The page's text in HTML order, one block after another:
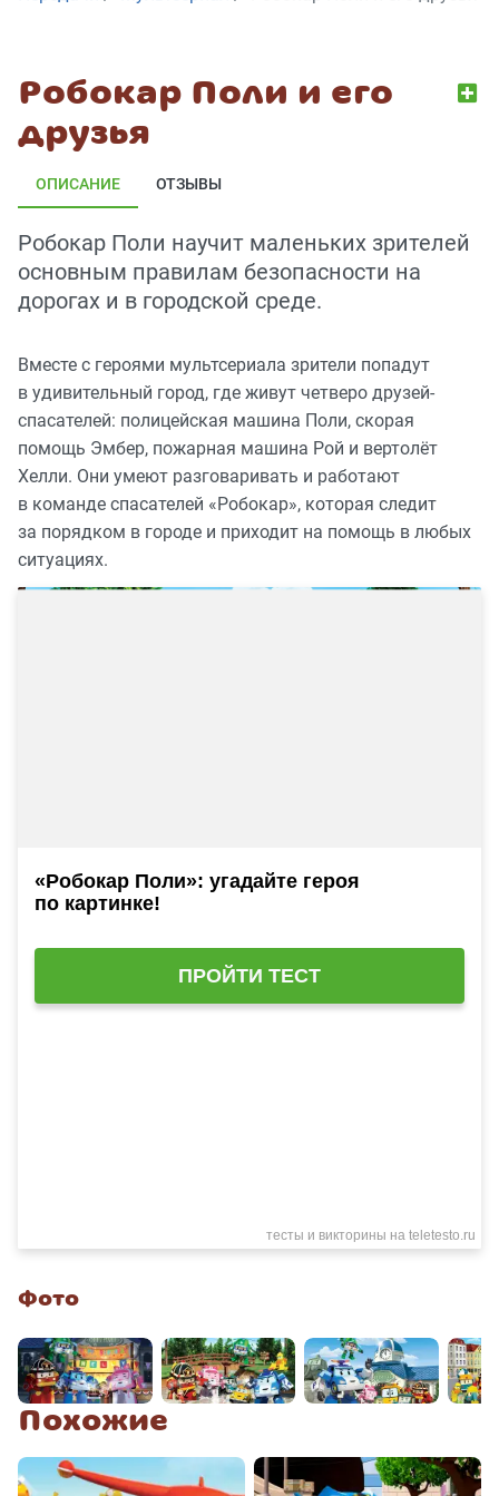
Робокар Поли и его
друзья
ОПИСАНИЕ ОТЗЫВЫ
Робокар Поли научит маленьких зрителей
основным правилам безопасности на
дорогах и в городской среде.
Вместе с героями мультсериала зрители попадут
в удивительный город, где живут четверо друзей-
спасателей: полицейская машина Поли, скорая
помощь Эмбер, пожарная машина Рой и вертолёт
Хелли. Они умеют разговаривать и работают
в команде спасателей «Робокар», которая следит
за порядком в городе и приходит на помощь в любых
ситуациях.
Фото
Похожие